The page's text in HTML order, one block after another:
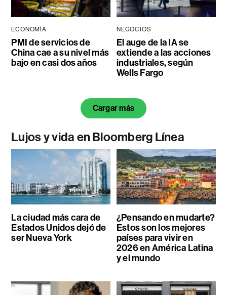
ECONOMÍA
PMI de servicios de
China cae a su nivel más
bajo en casi dos años
NEGOCIOS
El auge de la IA se
extiende a las acciones
industriales, según
Wells Fargo
Cargar más
Lujos y vida en Bloomberg Línea
La ciudad más cara de
Estados Unidos dejó de
ser Nueva York
¿Pensando en mudarte?
Estos son los mejores
países para vivir en
2026 en América Latina
y el mundo